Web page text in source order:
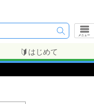
メニュー
はじめて